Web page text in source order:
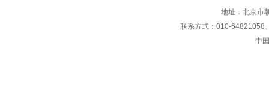
地址：北京市
联系方式：010-
中